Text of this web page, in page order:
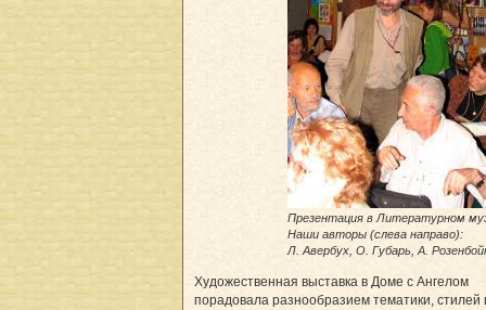
Презентация в Литературном
Наши авторы (слева направо):
Л. Авербух, О. Губарь, А.
Художественная выставка в Доме с Ангелом
порадовала разнообразием тематики, стилей